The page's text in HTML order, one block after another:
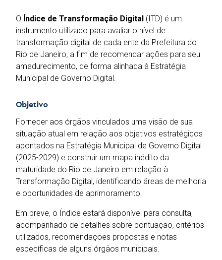
O Índice de Transformação Digital (ITD) é um
instrumento utilizado para avaliar o nível de
transformação digital de cada ente da Prefeitura do
Rio de Janeiro, a fim de recomendar ações para seu
amadurecimento, de forma alinhada à Estratégia
Municipal de Governo Digital.
Objetivo
Fornecer aos órgãos vinculados uma visão de sua
situação atual em relação aos objetivos estratégicos
apontados na Estratégia Municipal de Governo Digital
(2025-2029) e construir um mapa inédito da
maturidade do Rio de Janeiro em relação à
Transformação Digital, identificando áreas de melhoria
e oportunidades de aprimoramento.
Em breve, o Índice estará disponível para consulta,
acompanhado de detalhes sobre pontuação, critérios
utilizados, recomendações propostas e notas
específicas de alguns órgãos municipais.